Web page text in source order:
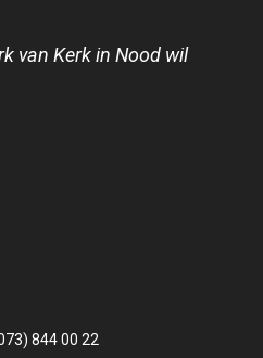
van Kerk in Nood wil
844 00 22